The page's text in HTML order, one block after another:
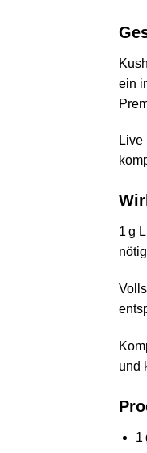
ein
Live
1 g
und
1